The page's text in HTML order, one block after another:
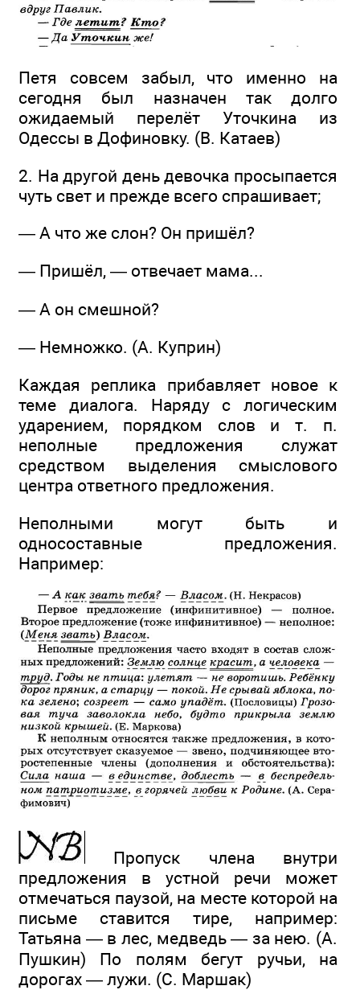
Петя совсем забыл, что именно на
сегодня был назначен так долго
ожидаемый перелёт Уточкина из
Одессы в Дофиновку. (В. Катаев)
2. На другой день девочка просыпается
чуть свет и прежде всего спрашивает;
— А что же слон? Он пришёл?
— Пришёл, — отвечает мама...
— А он смешной?
— Немножко. (А. Куприн)
Каждая реплика прибавляет новое к
теме диалога. Наряду с логическим
ударением, порядком слов и т. п.
неполные предложения служат
средством выделения смыслового
центра ответного предложения.
Неполными могут быть и
односоставные предложения.
Например:
Пропуск члена внутри
предложения в устной речи может
отмечаться паузой, на месте которой на
письме ставится тире, например:
Татьяна — в лес, медведь — за нею. (А.
Пушкин) По полям бегут ручьи, на
дорогах — лужи. (С. Маршак)